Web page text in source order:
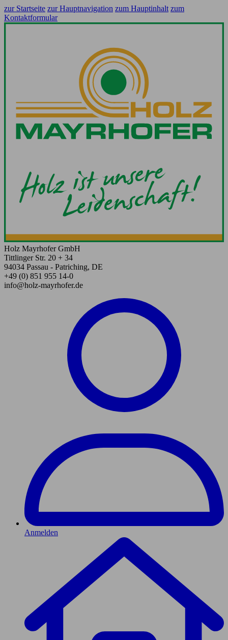
zur Startseite zur Hauptnavigation zum Hauptinhalt zum
Kontaktformular
Holz Mayrhofer GmbH
Tittlinger Str. 20 + 34
94034 Passau - Patriching, DE
+49 (0) 851 955 14-0
info@holz-mayrhofer.de
Anmelden